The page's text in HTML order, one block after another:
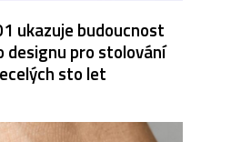
ukazuje budoucnost
designu pro stolování
sto let